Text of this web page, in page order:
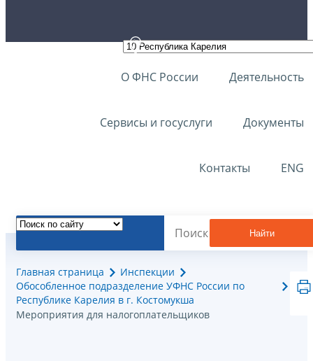
О ФНС России Деятельность
Сервисы и госуслуги Документы
Контакты ENG
Найти
Главная страница
Инспекции
Обособленное подразделение УФНС России по
Республике Карелия в г. Костомукша
Мероприятия для налогоплательщиков